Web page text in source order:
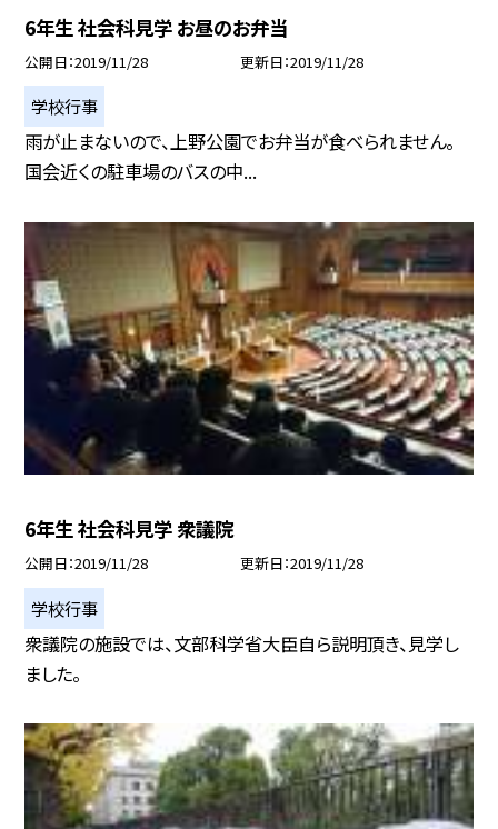
6年生 社会科見学 お昼のお弁当
公開日 2019/11/28 更新日 2019/11/28
学校行事
雨が止まないので、上野公園でお弁当が食べられません。
国会近くの駐車場のバスの中...
6年生 社会科見学 衆議院
公開日 2019/11/28 更新日 2019/11/28
学校行事
衆議院の施設では、文部科学省大臣自ら説明頂き、見学し
ました。